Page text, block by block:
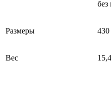
без
Размеры
Вес